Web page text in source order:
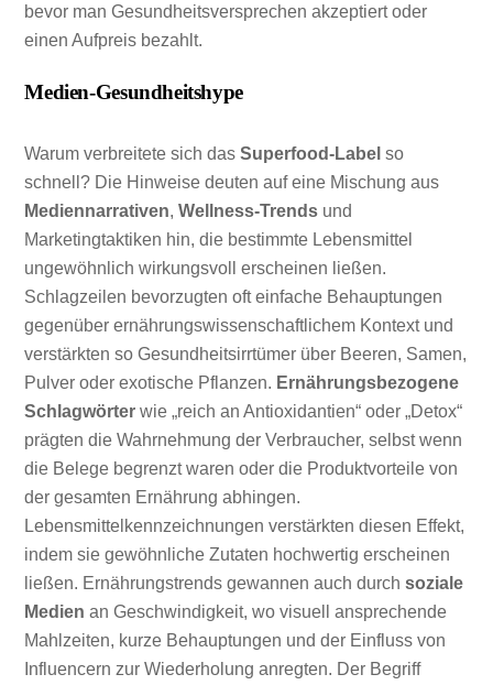
bevor man Gesundheitsversprechen akzeptiert oder
einen Aufpreis bezahlt.
Medien-Gesundheitshype
Warum verbreitete sich dasSuperfood-Label so
schnell? Die Hinweise deuten auf eine Mischung aus
Mediennarrativen,Wellness-Trends und
Marketingtaktiken hin, die bestimmte Lebensmittel
ungewöhnlich wirkungsvoll erscheinen ließen.
Schlagzeilen bevorzugten oft einfache Behauptungen
gegenüber ernährungswissenschaftlichem Kontext und
verstärkten so Gesundheitsirrtümer über Beeren, Samen,
Pulver oder exotische Pflanzen. Ernährungsbezogene
Schlagwörter wie „reich an Antioxidantien“ oder „Detox“
prägten die Wahrnehmung der Verbraucher, selbst wenn
die Belege begrenzt waren oder die Produktvorteile von
der gesamten Ernährung abhingen.
Lebensmittelkennzeichnungen verstärkten diesen Effekt,
indem sie gewöhnliche Zutaten hochwertig erscheinen
ließen. Ernährungstrends gewannen auch durchsoziale
Medien an Geschwindigkeit, wo visuell ansprechende
Mahlzeiten, kurze Behauptungen und der Einfluss von
Influencern zur Wiederholung anregten. Der Begriff